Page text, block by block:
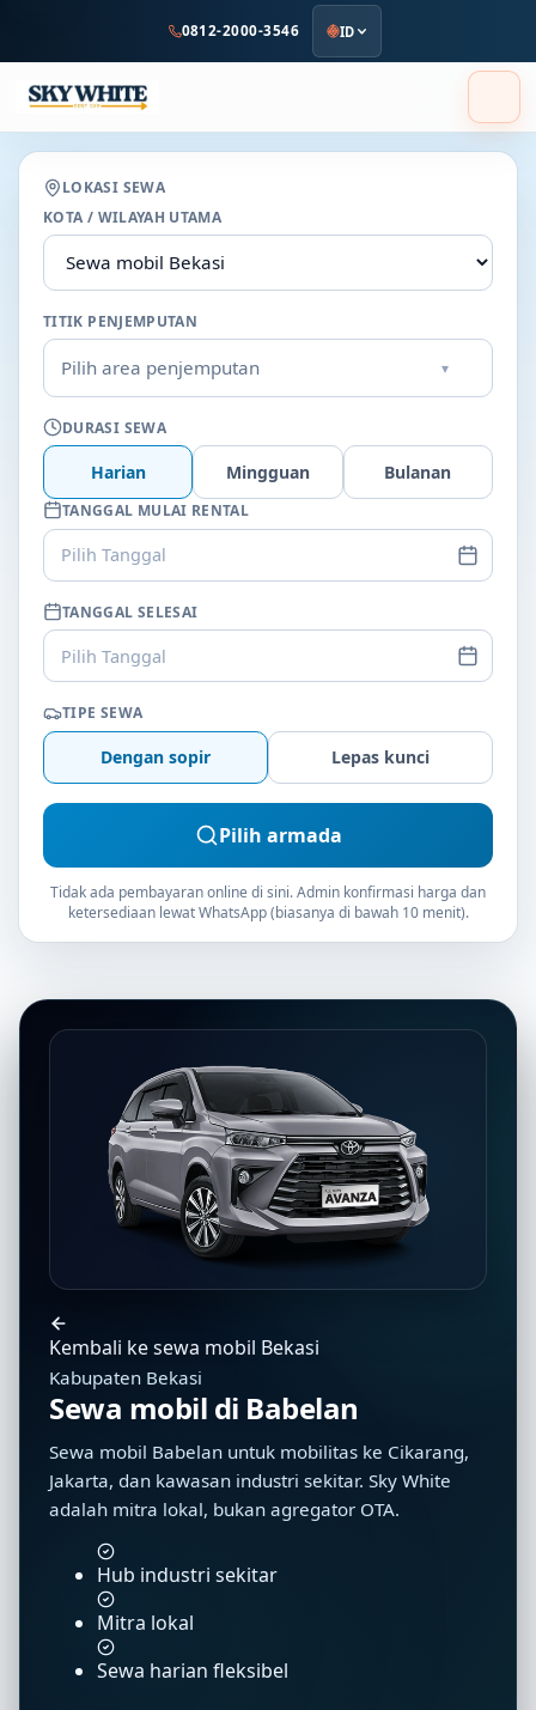
utama
0812-2000-3546 ID
LOKASI SEWA
KOTA / WILAYAH UTAMA
TITIK PENJEMPUTAN
Pilih area penjemputan ▾
DURASI SEWA
Harian Mingguan Bulanan
TANGGAL MULAI RENTAL
Pilih Tanggal
TANGGAL SELESAI
Pilih Tanggal
TIPE SEWA
Dengan sopir Lepas kunci
Pilih armada
Tidak ada pembayaran online di sini. Admin konfirmasi harga dan
ketersediaan lewat WhatsApp (biasanya di bawah 10 menit).
Kembali ke sewa mobil Bekasi
Kabupaten Bekasi
Sewa mobil di Babelan
Sewa mobil Babelan untuk mobilitas ke Cikarang,
Jakarta, dan kawasan industri sekitar. Sky White
adalah mitra lokal, bukan agregator OTA.
Hub industri sekitar
Mitra lokal
Sewa harian fleksibel